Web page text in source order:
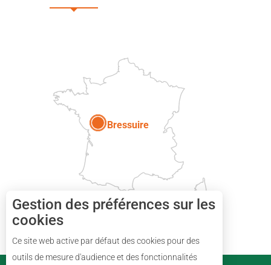
Prestations
Bressuire
Gestion des préférences sur les
cookies
Ce site web active par défaut des cookies pour des
outils de mesure d'audience et des fonctionnalités